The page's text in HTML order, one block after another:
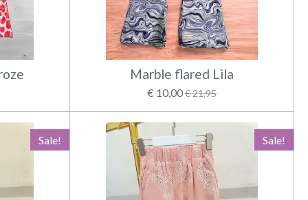
Marble flared Lila
€ 10,00€ 21,95
Sale! Sale!